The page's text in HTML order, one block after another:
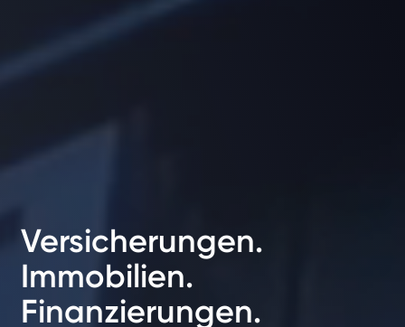
Versicherungen.
Immobilien.
Finanzierungen.